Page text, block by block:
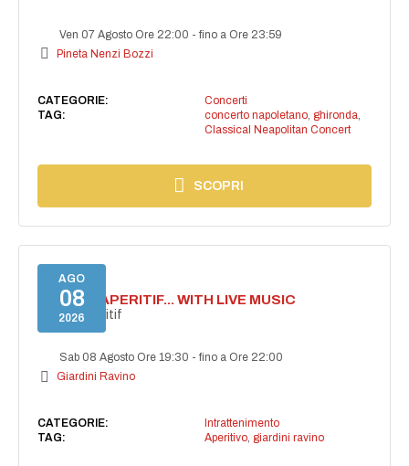
Ven 07 Agosto Ore 22:00 -fino a Ore 23:59
Pineta Nenzi Bozzi
CATEGORIE:
Concerti
TAG:
concerto napoletano, ghironda
Classical Neapolitan Concert
SCOPRI
AGO
08
2026
SECRET APERITIF... WITH LIVE MUSIC
Secret aperitif
Sab 08 Agosto Ore 19:30 -fino a Ore 22:00
Giardini Ravino
CATEGORIE:
Intrattenimento
TAG:
Aperitivo, giardini ravino